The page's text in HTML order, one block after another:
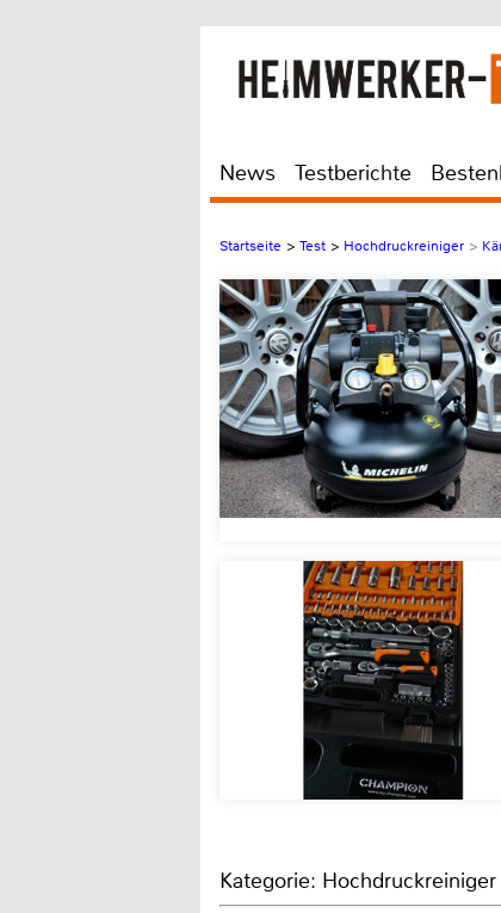
News Testberichte
Startseite > Test > Hochdruckreiniger >
Kategorie: Hochdruckreiniger